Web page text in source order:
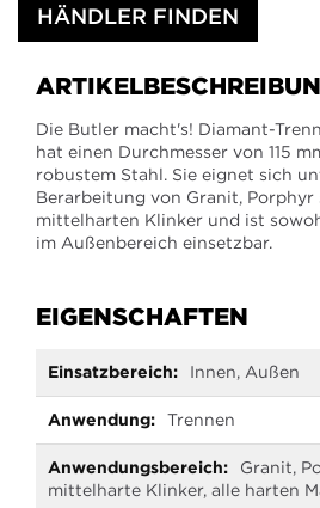
HÄNDLER FINDEN
Die Butler macht's! Diamant-
hat einen Durchmesser von 115
robustem Stahl. Sie eignet sich
Berarbeitung von Granit,
mittelharten Klinker und ist
im Außenbereich einsetzbar.
EIGENSCHAFTEN
Informationen
Innen, Außen
Trennen
Granit,
mittelharte Klinker, alle harten